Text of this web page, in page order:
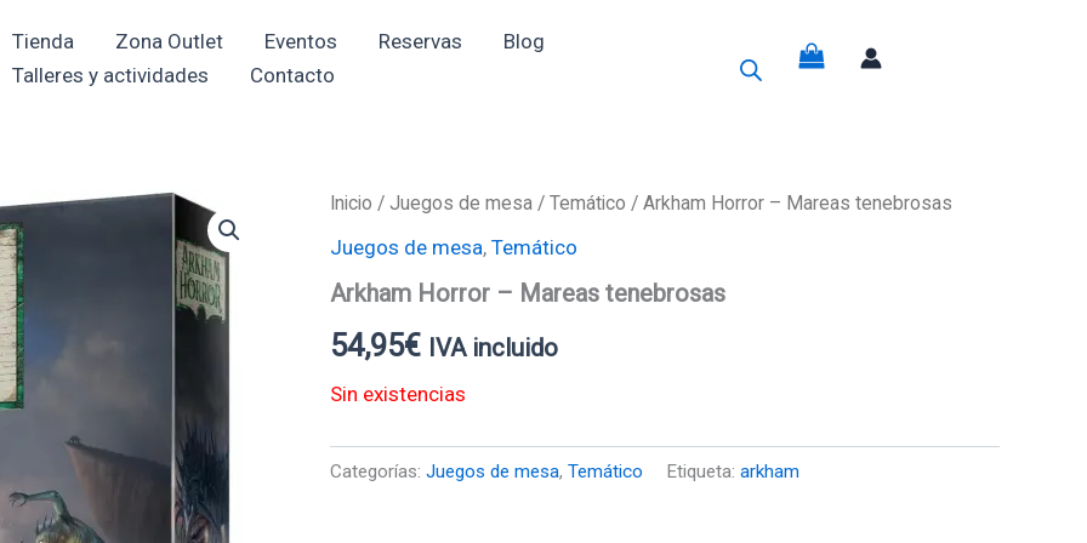
Tienda Zona Outlet Eventos Reservas
Blog
Talleres y actividades
Contacto
Inicio / Juegos de mesa / Temático / Arkham Horror – Mareas tenebrosas
Juegos de mesa, Temático
Arkham Horror – Mareas tenebrosas
54,95€ IVA incluido
Sin existencias
Categorías: Juegos de mesa, Temático Etiqueta: arkham